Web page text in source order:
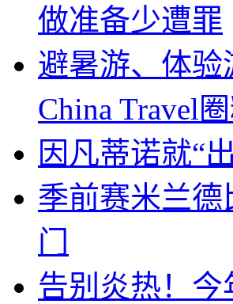
做准备少遭罪
避暑游、体
China Travel
因凡蒂诺就“
季前赛米兰
门
告别炎热！